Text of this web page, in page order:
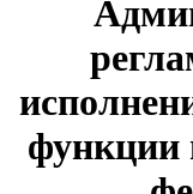
функции